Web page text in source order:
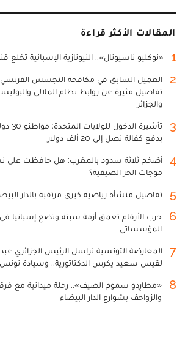
المقالات الأكثر قراءة
1 «نوكليو ناسيونال».. النيونازية الإسبانية تخلع
2
العميل السابق في مكافحة التجسس
تفاصيل مثيرة عن روابط نظام الملالي
والجزائر
3
بدفع كفالة تصل إلى 20 ألف دولار
4
أضخم ثلاثة سدود بالمغرب: هل حافظت على
موجات الحر الصيفية؟
5 تفاصيل منشأة رياضية كبرى مرتقبة بالدار
6
حرب الأرقام تعمق أزمة سبتة وتضع إسبانيا
المؤسساتي
7
المعارضة التونسية تراسل الرئيس الجزائري
لقيس سعيد يكرس الدكتاتورية.. وسيادة
8
«مطارِدو سموم الصيف».. رحلة ميدانية مع
والزواحف بشوارع الدار البيضاء